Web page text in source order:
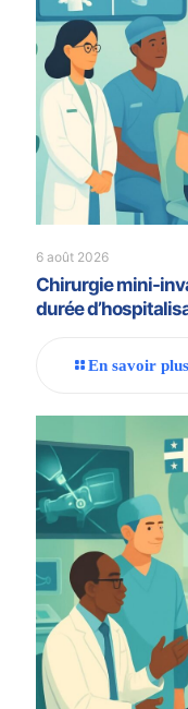
6 août 2026
Chirurgie mini-
durée
En savoir plus